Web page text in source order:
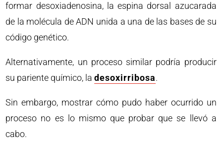
formar desoxiadenosina, la espina dorsal azucarada
de la molécula de ADN unida a una de las bases de su
código genético.
Alternativamente, un proceso similar podría producir
su pariente químico, ladesoxirribosa.
Sin embargo, mostrar cómo pudo haber ocurrido un
proceso no es lo mismo que probar que se llevó a
cabo.